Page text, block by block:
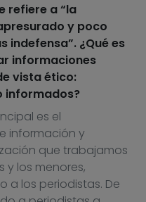
refiere a “la
y poco
indefensa”. ¿Qué es
informaciones
vista ético:
informados?
es el
información y
que trabajamos
y los menores,
a los periodistas. De